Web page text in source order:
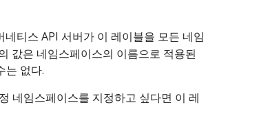
네티스 API 서버가 이 레이블을 모든 네임
값은 네임스페이스의 이름으로 적용된
는 없다.
네임스페이스를 지정하고 싶다면 이 레